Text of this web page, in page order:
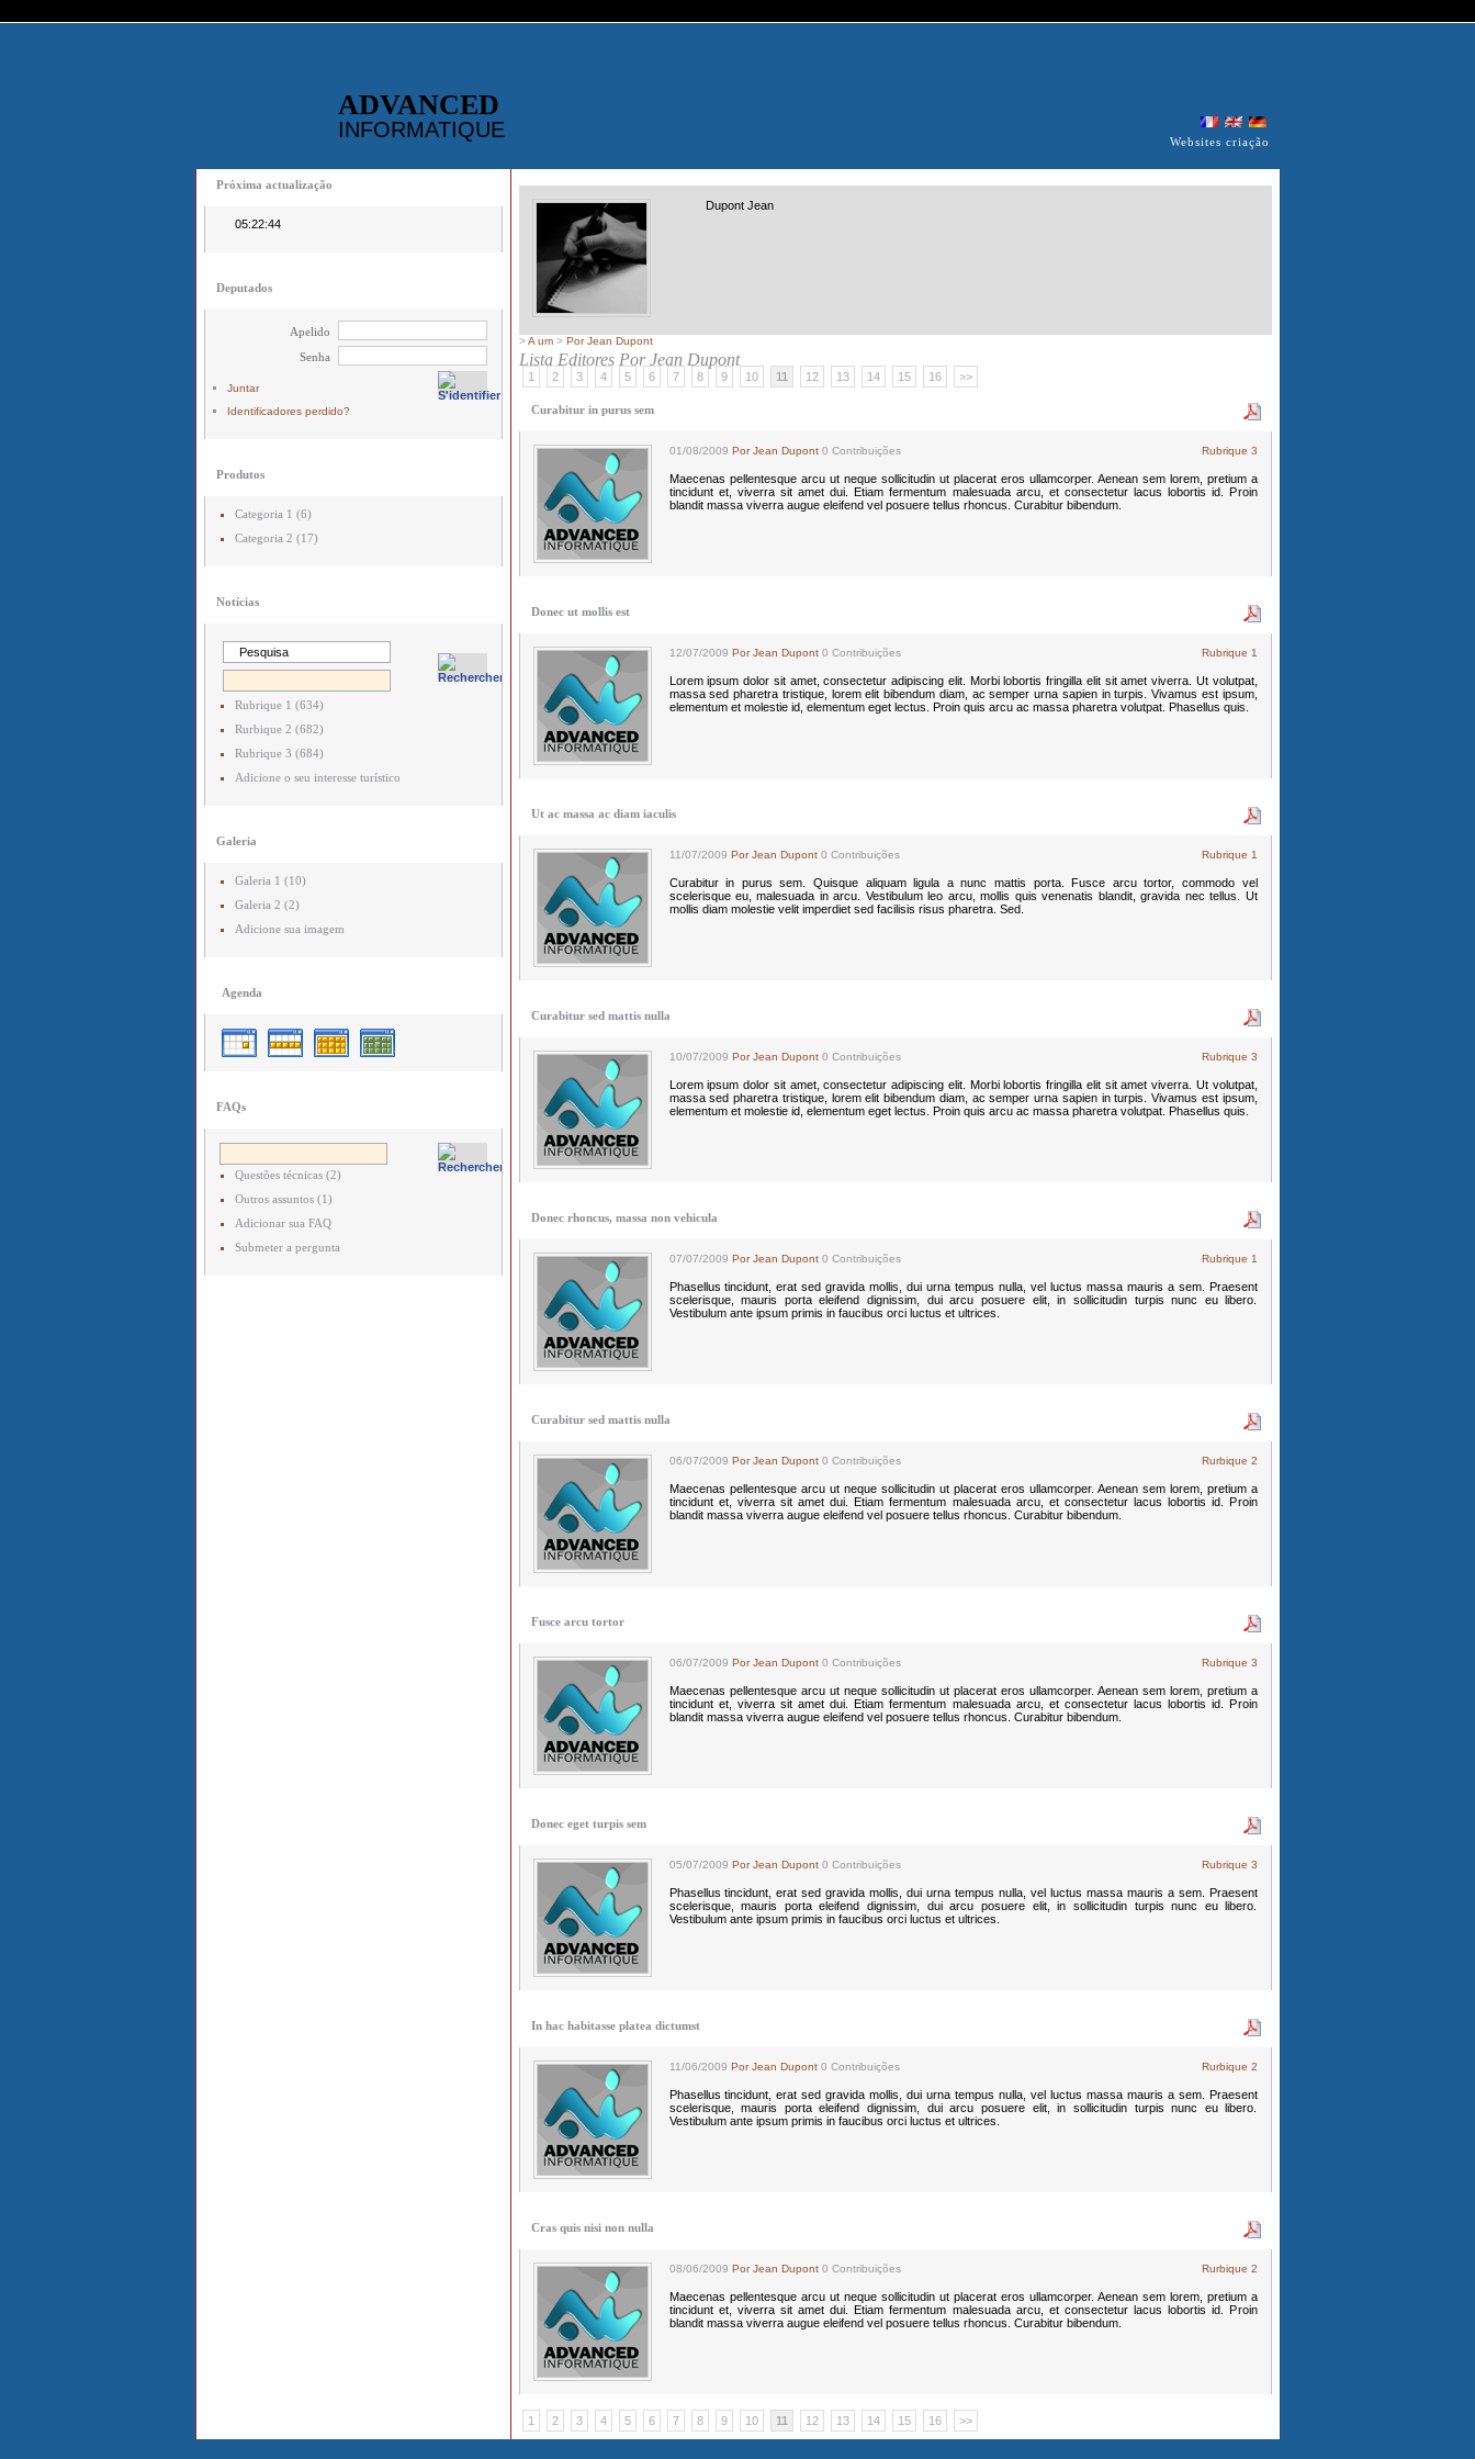
ADVANCED
INFORMATIQUE Websites criação
Próxima actualização
05:22:44
Deputados
Apelido
Senha
Juntar
Identificadores perdido?
Produtos
Categoria 1 (6)
Categoria 2 (17)
Notícias
Rubrique 1 (634)
Rurbique 2 (682)
Rubrique 3 (684)
Adicione o seu interesse turístico
Galeria
Galeria 1 (10)
Galeria 2 (2)
Adicione sua imagem
Agenda
FAQs
Questões técnicas (2)
Outros assuntos (1)
Adicionar sua FAQ
Submeter a pergunta
Dupont Jean
>A um> Por Jean Dupont
Lista Editores Por Jean Dupont
1 2 3 4 5 6 7 8 9 10 11 12 13 14 15 16 >>
Curabitur in purus sem
Rubrique 3
01/08/2009 Por Jean Dupont0 Contribuições
Maecenas pellentesque arcu ut neque sollicitudin ut placerat eros ullamcorper. Aenean sem lorem, pretium a
tincidunt et, viverra sit amet dui. Etiam fermentum malesuada arcu, et consectetur lacus lobortis id. Proin
blandit massa viverra augue eleifend vel posuere tellus rhoncus. Curabitur bibendum.
Donec ut mollis est
Rubrique 1
12/07/2009 Por Jean Dupont0 Contribuições
Lorem ipsum dolor sit amet, consectetur adipiscing elit. Morbi lobortis fringilla elit sit amet viverra. Ut volutpat,
massa sed pharetra tristique, lorem elit bibendum diam, ac semper urna sapien in turpis. Vivamus est ipsum,
elementum et molestie id, elementum eget lectus. Proin quis arcu ac massa pharetra volutpat. Phasellus quis.
Ut ac massa ac diam iaculis
Rubrique 1
11/07/2009 Por Jean Dupont0 Contribuições
Curabitur in purus sem. Quisque aliquam ligula a nunc mattis porta. Fusce arcu tortor, commodo vel
scelerisque eu, malesuada in arcu. Vestibulum leo arcu, mollis quis venenatis blandit, gravida nec tellus. Ut
mollis diam molestie velit imperdiet sed facilisis risus pharetra. Sed.
Curabitur sed mattis nulla
Rubrique 3
10/07/2009 Por Jean Dupont0 Contribuições
Lorem ipsum dolor sit amet, consectetur adipiscing elit. Morbi lobortis fringilla elit sit amet viverra. Ut volutpat,
massa sed pharetra tristique, lorem elit bibendum diam, ac semper urna sapien in turpis. Vivamus est ipsum,
elementum et molestie id, elementum eget lectus. Proin quis arcu ac massa pharetra volutpat. Phasellus quis.
Donec rhoncus, massa non vehicula
Rubrique 1
07/07/2009 Por Jean Dupont0 Contribuições
Phasellus tincidunt, erat sed gravida mollis, dui urna tempus nulla, vel luctus massa mauris a sem. Praesent
scelerisque, mauris porta eleifend dignissim, dui arcu posuere elit, in sollicitudin turpis nunc eu libero.
Vestibulum ante ipsum primis in faucibus orci luctus et ultrices.
Curabitur sed mattis nulla
Rurbique 2
06/07/2009 Por Jean Dupont0 Contribuições
Maecenas pellentesque arcu ut neque sollicitudin ut placerat eros ullamcorper. Aenean sem lorem, pretium a
tincidunt et, viverra sit amet dui. Etiam fermentum malesuada arcu, et consectetur lacus lobortis id. Proin
blandit massa viverra augue eleifend vel posuere tellus rhoncus. Curabitur bibendum.
Fusce arcu tortor
Rubrique 3
06/07/2009 Por Jean Dupont0 Contribuições
Maecenas pellentesque arcu ut neque sollicitudin ut placerat eros ullamcorper. Aenean sem lorem, pretium a
tincidunt et, viverra sit amet dui. Etiam fermentum malesuada arcu, et consectetur lacus lobortis id. Proin
blandit massa viverra augue eleifend vel posuere tellus rhoncus. Curabitur bibendum.
Donec eget turpis sem
Rubrique 3
05/07/2009 Por Jean Dupont0 Contribuições
Phasellus tincidunt, erat sed gravida mollis, dui urna tempus nulla, vel luctus massa mauris a sem. Praesent
scelerisque, mauris porta eleifend dignissim, dui arcu posuere elit, in sollicitudin turpis nunc eu libero.
Vestibulum ante ipsum primis in faucibus orci luctus et ultrices.
In hac habitasse platea dictumst
Rurbique 2
11/06/2009 Por Jean Dupont0 Contribuições
Phasellus tincidunt, erat sed gravida mollis, dui urna tempus nulla, vel luctus massa mauris a sem. Praesent
scelerisque, mauris porta eleifend dignissim, dui arcu posuere elit, in sollicitudin turpis nunc eu libero.
Vestibulum ante ipsum primis in faucibus orci luctus et ultrices.
Cras quis nisi non nulla
Rurbique 2
08/06/2009 Por Jean Dupont0 Contribuições
Maecenas pellentesque arcu ut neque sollicitudin ut placerat eros ullamcorper. Aenean sem lorem, pretium a
tincidunt et, viverra sit amet dui. Etiam fermentum malesuada arcu, et consectetur lacus lobortis id. Proin
blandit massa viverra augue eleifend vel posuere tellus rhoncus. Curabitur bibendum.
1 2 3 4 5 6 7 8 9 10 11 12 13 14 15 16 >>